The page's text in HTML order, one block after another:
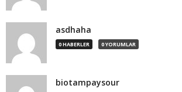
asdhaha
0 HABERLER 0 YORUMLAR
biotampaysour